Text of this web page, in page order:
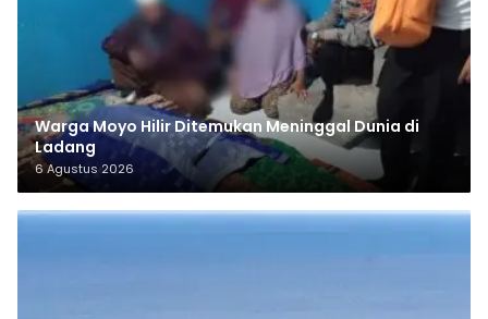
Warga Moyo Hilir Ditemukan Meninggal Dunia di
Ladang
6 Agustus 2026